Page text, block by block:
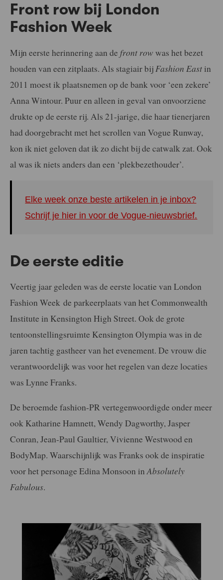
Front row bij London
Fashion Week
Mijn eerste herinnering aan de front rowwas het bezet
houden van een zitplaats. Als stagiair bij Fashion East in
2011 moest ik plaatsnemen op de bank voor ‘een zekere’
Anna Wintour. Puur en alleen in geval van onvoorziene
drukte op de eerste rij. Als 21-jarige, die haar tienerjaren
had doorgebracht met het scrollen van Vogue Runway,
kon ik niet geloven dat ik zo dicht bij de catwalk zat. Ook
al was ik niets anders dan een ‘plekbezethouder’.
Elke week onze beste artikelen in je inbox?
Schrijf je hier in voor de Vogue-nieuwsbrief.
De eersteeditie
Veertig jaar geleden was de eerste locatie van London
Fashion Week de parkeerplaats van het Commonwealth
Institute in Kensington High Street. Ook de grote
tentoonstellingsruimte Kensington Olympia was in de
jaren tachtig gastheer van het evenement. De vrouw die
verantwoordelijk was voor het regelen van deze locaties
was Lynne Franks.
De beroemde fashion-PR vertegenwoordigde onder meer
ook Katharine Hamnett, Wendy Dagworthy, Jasper
Conran, Jean-Paul Gaultier, Vivienne Westwood en
BodyMap. Waarschijnlijk was Franks ook de inspiratie
voor het personage Edina Monsoon in Absolutely
Fabulous.